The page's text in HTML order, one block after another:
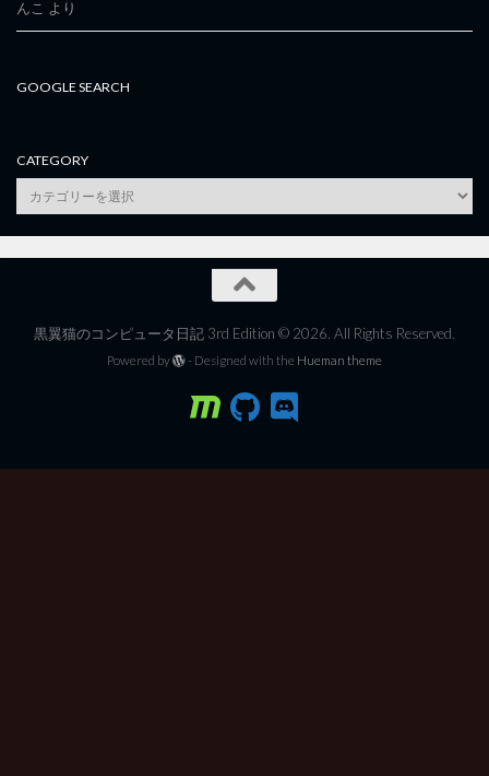
んこ より
GOOGLE SEARCH
CATEGORY
category
黒翼猫のコンピュータ日記 3rd Edition © 2026. All Rights Reserved.
Powered by - Designed with the Hueman theme